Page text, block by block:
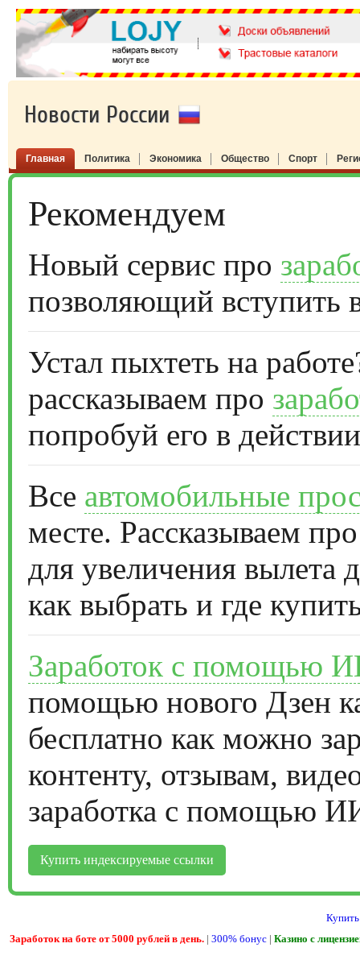
Новости России
Главная Политика Экономика Общество Спорт
Рекомендуем
Новый сервис про
позволяющий вступить
Устал пыхтеть на
рассказываем про
попробуй его в
Все автомобильные
месте. Рассказываем
для увеличения вылета
как выбрать и где
Заработок с помощью
помощью нового Дзен
бесплатно как можно
контенту, отзывам,
заработка с помощью
Купить индексируемые ссылки
Заработок на боте от 5000 рублей в день. | 300% бонус | Казино с